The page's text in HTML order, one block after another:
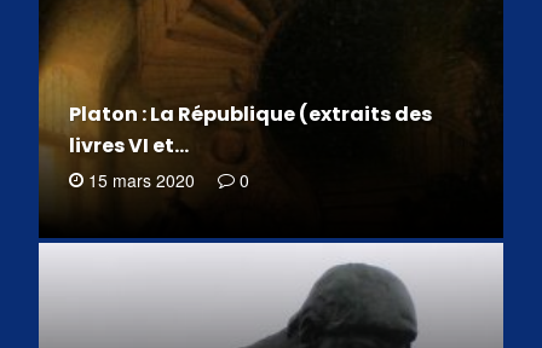
Platon : La République (extraits des
livres VI et…
15 mars 2020 0